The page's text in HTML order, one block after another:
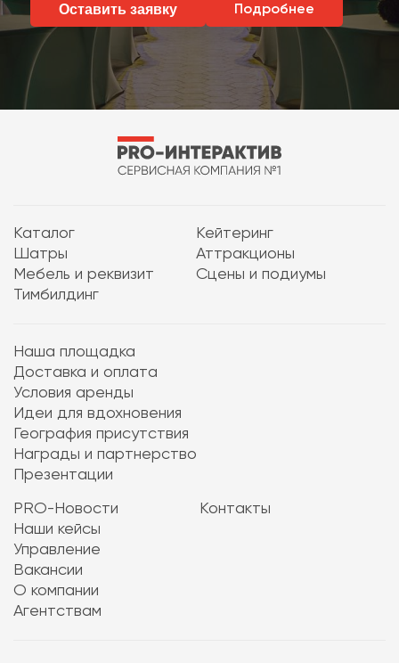
Оставить заявку Подробнее
Каталог
Кейтеринг
Шатры
Аттракционы
Мебель и реквизит
Сцены и подиумы
Тимбилдинг
Наша площадка
Доставка и оплата
Условия аренды
Идеи для вдохновения
География присутствия
Награды и партнерство
Презентации
PRO-Новости
Наши кейсы
Управление
Вакансии
О компании
Агентствам
Контакты